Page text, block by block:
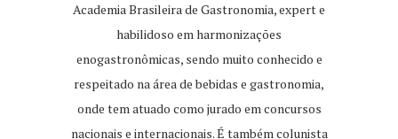
Academia Brasileira de Gastronomia, expert e
habilidoso em harmonizações
enogastronômicas, sendo muito conhecido e
respeitado na área de bebidas e gastronomia,
onde tem atuado como jurado em concursos
nacionais e internacionais. É também colunista